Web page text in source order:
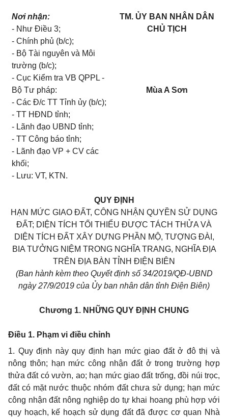
Nơi nhận:
- Như Điều 3;
- Chính phủ (b/c);
- Bộ Tài nguyên và Môi
trường (b/c);
- Cục Kiểm tra VB QPPL -
Bộ Tư pháp:
- Các Đ/c TT Tỉnh ủy (b/c);
- TT HĐND tỉnh;
- Lãnh đạo UBND tỉnh;
- TT Công báo tỉnh;
- Lãnh đạo VP + CV các
khối;
- Lưu: VT, KTN.
TM. ỦY BAN NHÂN DÂN
CHỦ TỊCH
Mùa A Sơn
QUY ĐỊNH
HẠN MỨC GIAO ĐẤT, CÔNG NHẬN QUYỀN SỬ DỤNG
ĐẤT; DIỆN TÍCH TỐI THIỂU ĐƯỢC TÁCH THỬA VÀ
DIỆN TÍCH ĐẤT XÂY DỰNG PHẦN MỘ, TƯỢNG ĐÀI,
BIA TƯỞNG NIỆM TRONG NGHĨA TRANG, NGHĨA ĐỊA
TRÊN ĐỊA BÀN TỈNH ĐIỆN BIÊN
(Ban hành kèm theo Quyếtđịnh số 34/2019/QĐ-UBND
ngày 27/9/2019 của Ủyban nhân dân tỉnh Điện Biên)
Chương 1. NHỮNG QUY ĐỊNH CHUNG
Điều 1. Phạm vi điều chỉnh
1. Quy định này quy định hạn mức giao đấtở đô thị và
nông thôn; hạn mức công nhận đất ở trong trường hợp
thửa đất có vườn, ao; hạn mức giao đất trống, đồi núi trọc,
đất có mặt nước thuộc nhóm đất chưa sử dụng; hạn mức
công nhận đất nông nghiệp do tự khai hoang phù hợp với
quy hoạch, kế hoạch sử dụng đất đã được cơ quan Nhà